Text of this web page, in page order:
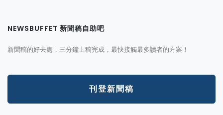
NEWSBUFFET 新聞稿自助吧
新聞稿的好去處，三分鐘上稿完成，最快接觸最多讀者的方案！
刊登新聞稿